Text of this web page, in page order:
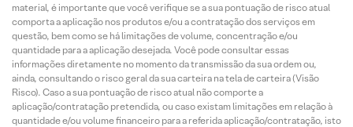
material, é importante que você verifique se a sua pontuação de risco atual
comporta a aplicação nos produtos e/ou a contratação dos serviços em
questão, bem como se há limitações de volume, concentração e/ou
quantidade para a aplicação desejada. Você pode consultar essas
informações diretamente no momento da transmissão da sua ordem ou,
ainda, consultando o risco geral da sua carteira na tela de carteira (Visão
Risco). Caso a sua pontuação de risco atual não comporte a
aplicação/contratação pretendida, ou caso existam limitações em relação à
quantidade e/ou volume financeiro para a referida aplicação/contratação, isto